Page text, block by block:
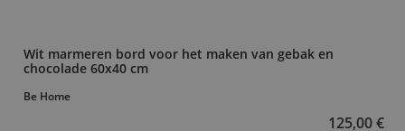
Wit marmeren bord voor het maken van gebak en
chocolade 60x40 cm
Be Home
125,00 €